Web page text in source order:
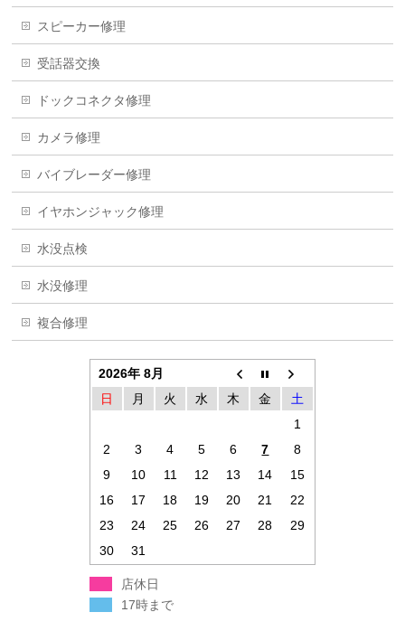
スピーカー修理
受話器交換
ドックコネクタ修理
カメラ修理
バイブレーダー修理
イヤホンジャック修理
水没点検
水没修理
複合修理
2026年 8月
日
月 火 水 木 金
土
1
2
3 4 5 6 7
8
9
10 11 12 13 14
15
16
17 18 19 20 21
22
23
24 25 26 27 28
29
30
31
店休日
17時まで